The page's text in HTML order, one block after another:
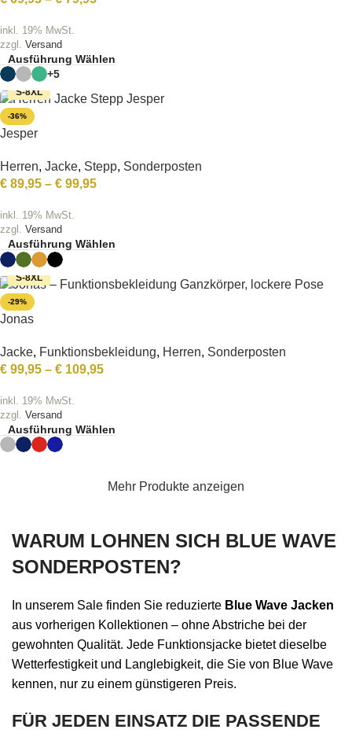
inkl. 19% MwSt.
zzgl. Versand
Ausführung Wählen
+5
S-8XL
-36%
Jesper
Herren, Jacke, Stepp, Sonderposten
€ 89,95 – € 99,95
inkl. 19% MwSt.
zzgl. Versand
Ausführung Wählen
S-8XL
-29%
Jonas
Jacke, Funktionsbekleidung, Herren, Sonderposten
€ 99,95 – € 109,95
inkl. 19% MwSt.
zzgl. Versand
Ausführung Wählen
Mehr Produkte anzeigen
WARUM LOHNEN SICH BLUE WAVE
SONDERPOSTEN?
In unserem Sale finden Sie reduzierte Blue Wave Jacken
aus vorherigen Kollektionen – ohne Abstriche bei der
gewohnten Qualität. Jede Funktionsjacke bietet dieselbe
Wetterfestigkeit und Langlebigkeit, die Sie von Blue Wave
kennen, nur zu einem günstigeren Preis.
FÜR JEDEN EINSATZ DIE PASSENDE